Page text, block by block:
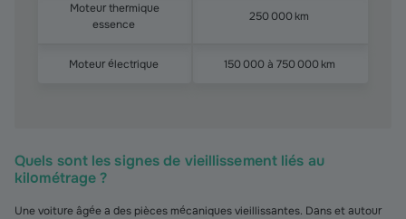
Moteur thermique
essence
250 000 km
Moteur électrique 150 000 à 750 000 km
Quels sont les signes de vieillissement liés au
kilométrage ?
Une voiture âgée a des pièces mécaniques vieillissantes. Dans et autour